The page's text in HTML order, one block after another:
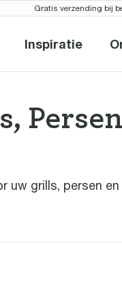
Gratis verzending bij
Inspiratie
Inspiratie
uw grills, persen